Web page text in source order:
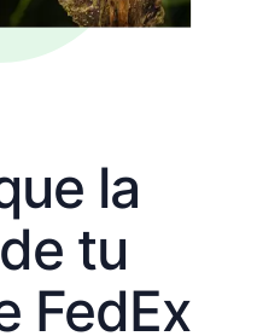
la
tu
FedEx